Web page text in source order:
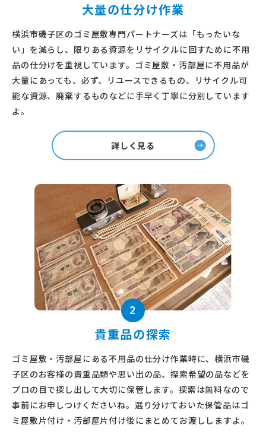
大量の仕分け作業
横浜市磯子区のゴミ屋敷専門パートナーズは「もったいな
い」を減らし、限りある資源をリサイクルに回すために不用
品の仕分けを重視しています。ゴミ屋敷・汚部屋に不用品が
大量にあっても、必ず、リユースできるもの、リサイクル可
能な資源、廃棄するものなどに手早く丁寧に分別しています
よ。
詳しく見る
2
貴重品の探索
ゴミ屋敷・汚部屋にある不用品の仕分け作業時に、横浜市磯
子区のお客様の貴重品類や思い出の品、探索希望の品などを
プロの目で探し出して大切に保管します。探索は無料なので
事前にお申しつけくださいね。選り分けておいた保管品はゴ
ミ屋敷片付け・汚部屋片付け後にまとめてお渡ししますよ。